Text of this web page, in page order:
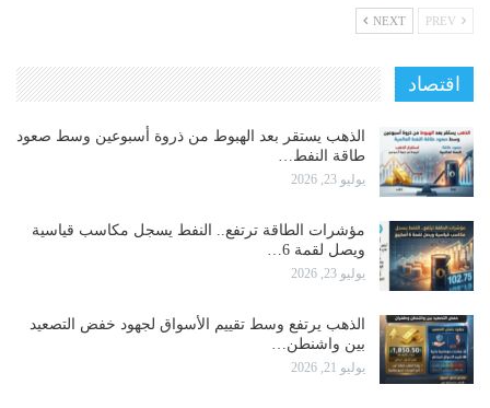
NEXT
اقتصاد
الذهب يستقر بعد الهبوط من ذروة أسبوعين وسط صعود
طاقة النفط…
يوليو 23, 2026
مؤشرات الطاقة ترتفع.. النفط يسجل مكاسب قياسية
ويصل لقمة 6…
يوليو 23, 2026
الذهب يرتفع وسط تقييم الأسواق لجهود خفض التصعيد
بين واشنطن…
يوليو 21, 2026